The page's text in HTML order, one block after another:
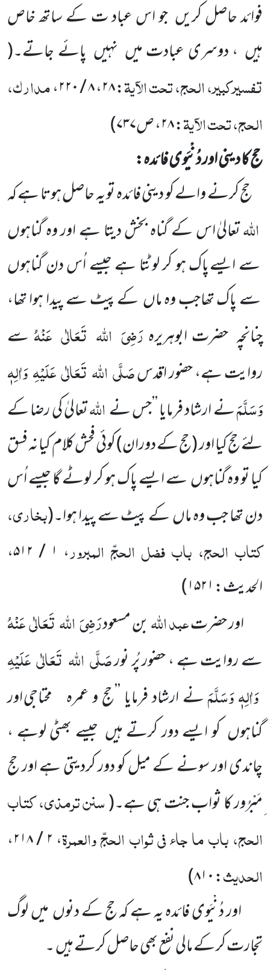
فوائد حاصل کریں جو اس عباد ت کے ساتھ خاص
ہیں ، دوسری عبادت میں نہیں پائے جاتے۔(
تفسیرکبیر، الحج، تحت الآیۃ: ۲۸، ۸ / ۲۲۰،
مدارک،
الحج، تحت الآیۃ: ۲۸، ص۷۳۷
)
حج کا دینی اور دُنْیَوی فائدہ:
حج کرنے والے کو دینی فائدہ تو یہ حاصل ہوتا ہے کہ
اللہتعالیٰ اس کے گناہ بخش دیتا ہے اور وہ گناہوں
سے ایسےپاک ہو کر لوٹتا ہے جیسے اُس دن گناہوں
سے پاک تھاجب وہ ماںکے پیٹ سے پیدا ہوا تھا،
چنانچہ حضرت ابوہریرہرَضِیَ اللہ تَعَالٰی عَنْہُسے
روایت ہے، حضور اقدسصَلَّیاللہتَعَالٰیعَلَیْہِوَاٰلِہٖ
وَسَلَّمَنے ارشاد فرمایا ’’جس نےاللہتعالیٰ کی رضا کے
لئے حج کیا اور(حج کے دوران)کوئی فحش کلام کیا نہ فسق
کیا تو وہ گناہوںسے ایسے پاک ہو کر لوٹے گا جیسے اُس
دن تھا جب وہ ماںکے پیٹ سے پیدا ہوا۔(بخاری،
کتاب الحج، باب فضل الحجّ المبرور
، ۱ / ۵۱۲،
الحدیث: ۱۵۲۱
)
اور حضرتعبد اللہبن مسعودرَضِیَاللہتَعَالٰیعَنْہُ
سے روایت ہے ، حضور پُر نورصَلَّی اللہ تَعَالٰیعَلَیْہِ
وَاٰلِہٖ وَسَلَّمَنے ارشاد فرمایا ’’حج و عمرہ محتاجی اور
گناہوں کو ایسے دور کرتے ہیں جیسے بھٹی لوہے ،
چاندی اور سونے کے میل کو دور کردیتی ہے اور حج
ِمَبْرُور کا ثواب جنت ہی ہے۔(سنن ترمذی، کتاب
الحج، باب ما جاء فی ثواب الحجّ والعمرۃ، ۲ / ۲۱۸،
الحدیث: ۸۱۰
)
اور دُنْیَوی فائدہ یہ ہے کہ حج کے دنوںمیںلوگ
تجارت کر کے مالی نفع بھی حاصل کرتے ہیں۔